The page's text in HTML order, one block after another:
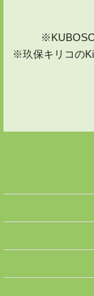
※玖保キリコの